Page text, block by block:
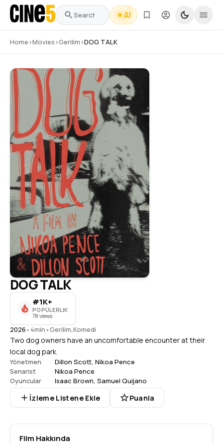
AI
Home›Movies›Gerilim›DOG TALK
DOG TALK
#1K+
POPÜLERLIK
78 views
2026 • 4min •Gerilim,Komedi
Two dog owners have an uncomfortable encounter at their
local dog park.
Yönetmen Dillon Scott, Nikoa Pence
Senarist Nikoa Pence
Oyuncular Isaac Brown, Samuel Quijano
İzleme Listene Ekle Puanla
Film Hakkında